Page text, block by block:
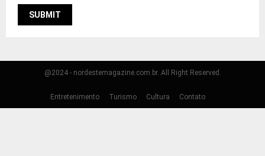
@2024 - nordestemagazine.com.br. All Right Reserved.
Entretenimento Turismo Cultura Contato